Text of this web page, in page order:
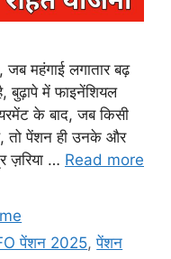
महंगाई लगातार बढ़
बुढ़ापे में फाइनेंशियल
के बाद, जब किसी
तो पेंशन ही उनके और
ज़रिया … Read more
पेंशन 2025,पेंशन